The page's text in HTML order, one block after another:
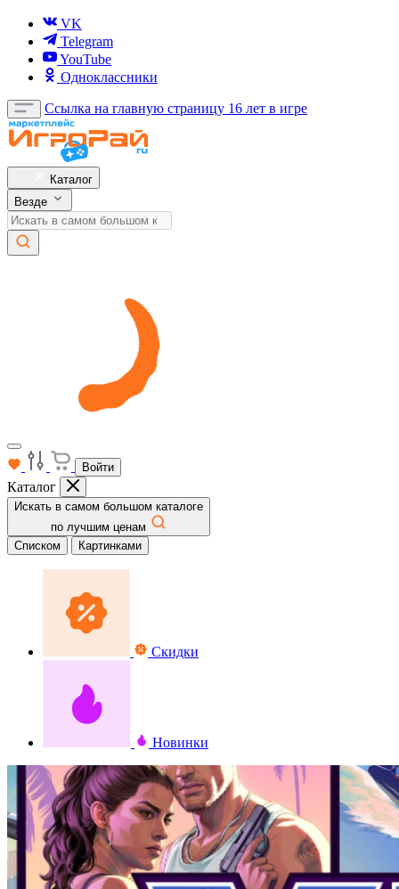
VK
Telegram
YouTube
Одноклассники
Ссылка на главную страницу 16 лет в игре
Каталог
Везде
Войти
Каталог
Искать в самом большом каталоге
по лучшим ценам
Списком
Картинками
Скидки
Новинки